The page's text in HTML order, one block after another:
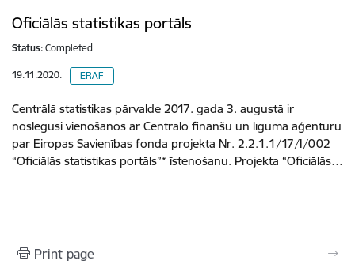
Oficiālās statistikas portāls
Status: Completed
19.11.2020. ERAF
Centrālā statistikas pārvalde 2017. gada 3. augustā ir
noslēgusi vienošanos ar Centrālo finanšu un līguma aģentūru
par Eiropas Savienības fonda projekta Nr. 2.2.1.1/17/I/002
“Oficiālās statistikas portāls”* īstenošanu. Projekta “Oficiālās…
Print page